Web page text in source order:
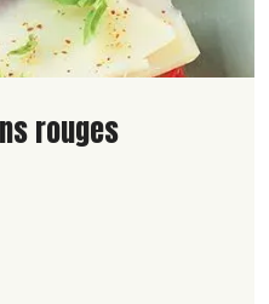
rouges